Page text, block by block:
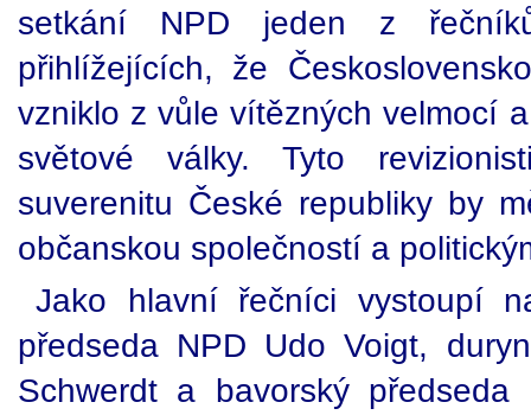
setkání NPD jeden z
přihlížejících, že
vzniklo z vůle vítězných velmocí
světové války. Tyto
suverenitu České republiky by
občanskou společností a
Jako hlavní řečníci vystoupí
předseda NPD Udo Voigt,
Schwerdt a bavorský